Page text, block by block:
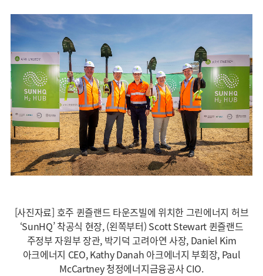
[사진자료] 호주 퀸즐랜드 타운즈빌에 위치한 그린에너지 허브
‘SunHQ’ 착공식 현장, (왼쪽부터) Scott Stewart 퀸즐랜드
주정부 자원부 장관, 박기덕 고려아연 사장, Daniel Kim
아크에너지 CEO, Kathy Danah 아크에너지 부회장, Paul
McCartney 청정에너지금융공사 CIO.